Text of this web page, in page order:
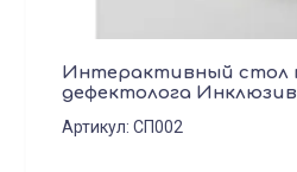
Интерактивный стол
дефектолога
Артикул: СП002